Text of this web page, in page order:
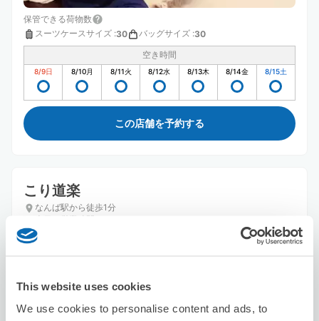
This website uses cookies
We use cookies to personalise content and ads, to
保管できる荷物数
スーツケースサイズ :30 バッグサイズ :30
空き時間
8/9日 8/10月 8/11火 8/12水 8/13木 8/14金 8/15土
この店舗を予約する
こり道楽
なんば駅から徒歩1分
本日の営業時間